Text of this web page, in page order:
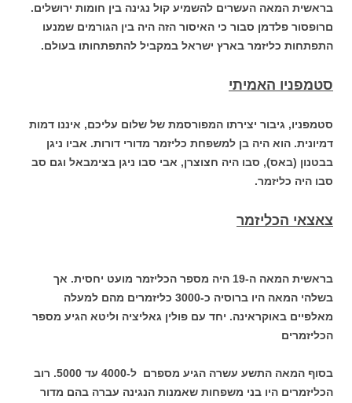
בראשית המאה העשרים להשמיע קול נגינה בין חומות ירושלים.
םרופסור פלדמן סבור כי האיסור הזה היה בין הגורמים שמנעו
התפתחות כליזמר בארץ ישראל במקביל להתפתחותו בעולם.
סטמפניו האמיתי
סטמפניו, גיבור יצירתו המפורסמת של שלום עליכם, איננו דמות
דמיונית. הוא היה בן למשפחת כליזמר מדורי דורות. אביו ניגן
בבטנון (באס), סבו היה חצוצרן, אבי סבו ניגן בצימבאל וגם סב
סבו היה כליזמר.
צאצאי הכליזמר
בראשית המאה ה-19 היה מספר הכליזמר מועט יחסית. אך
בשלהי המאה היו ברוסיה כ-3000 כליזמרים מהם למעלה
מאלפיים באוקראינה. יחד עם פולין גאליציה וליטא הגיע מספר
הכליזמרים
בסוף המאה התשע עשרה הגיע מספרם ל-4000 עד 5000. רוב
הכליזמרים היו בני משפחות שאמנות הנגינה עברה בהם מדור